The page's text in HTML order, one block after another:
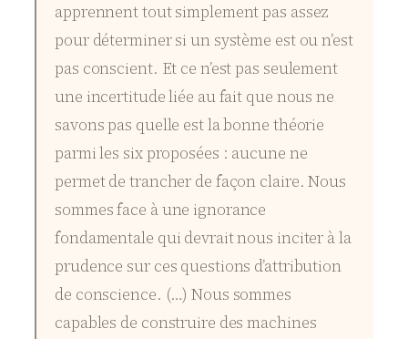
apprennent tout simplement pas assez
pour déterminer si un système est ou n’est
pas conscient. Et ce n’est pas seulement
une incertitude liée au fait que nous ne
savons pas quelle est la bonne théorie
parmi les six proposées : aucune ne
permet de trancher de façon claire. Nous
sommes face à une ignorance
fondamentale qui devrait nous inciter à la
prudence sur ces questions d’attribution
de conscience. (…) Nous sommes
capables de construire des machines